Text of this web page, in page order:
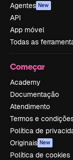
Agentes New
API
App móvel
Todas as
Começar
Academy
Documentação
Atendimento
Termos e
Política de
Originais New
Política de cookies